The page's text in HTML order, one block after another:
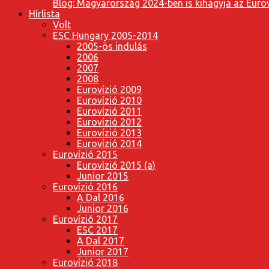
Blog: Magyarország 2024-ben is kihagyja az
Hírlista
Volt
ESC Hungary 2005-2014
2005-ös indulás
2006
2007
2008
Eurovízió 2009
Eurovízió 2010
Eurovízió 2011
Eurovízió 2012
Eurovízió 2013
Eurovízió 2014
Eurovízió 2015
Eurovízió 2015 (a)
Junior 2015
Eurovízió 2016
A Dal 2016
Junior 2016
Eurovízió 2017
ESC 2017
A Dal 2017
Junior 2017
Eurovízió 2018